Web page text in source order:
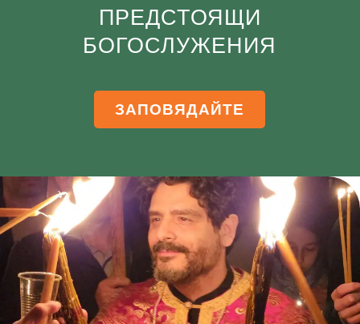
ПРЕДСТОЯЩИ
БОГОСЛУЖЕНИЯ
ЗАПОВЯДАЙТЕ